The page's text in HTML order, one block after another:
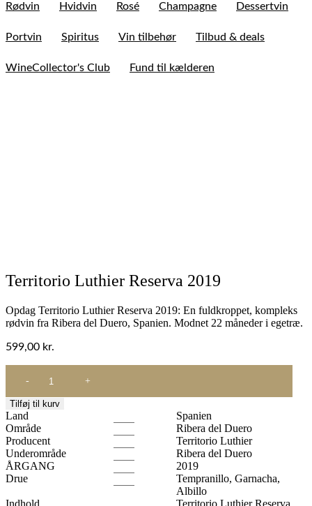
Rødvin Hvidvin Rosé Champagne Dessertvin
Portvin Spiritus Vin tilbehør Tilbud & deals
WineCollector's Club Fund til kælderen
Territorio Luthier Reserva 2019
Opdag Territorio Luthier Reserva 2019: En fuldkroppet, kompleks
rødvin fra Ribera del Duero, Spanien. Modnet 22 måneder i egetræ.
599,00 kr.
Luthier
Reserva
2019
antal
Tilføj til kurv
Land
Spanien
Område
Ribera del Duero
Producent
Territorio Luthier
Underområde
Ribera del Duero
ÅRGANG
2019
Drue
Tempranillo, Garnacha,
Albillo
Indhold
Territorio Luthier Reserva